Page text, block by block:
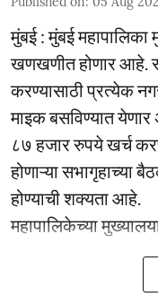
मुंबई : मुंबई
खणखणीत होणार आहे.
करण्यासाठी प्रत्येक
माइक बसविण्यात
८७ हजार रुपये खर्च
होणाऱ्या सभागृहाच्या
होण्याची शक्यता आहे.
महापालिकेच्या